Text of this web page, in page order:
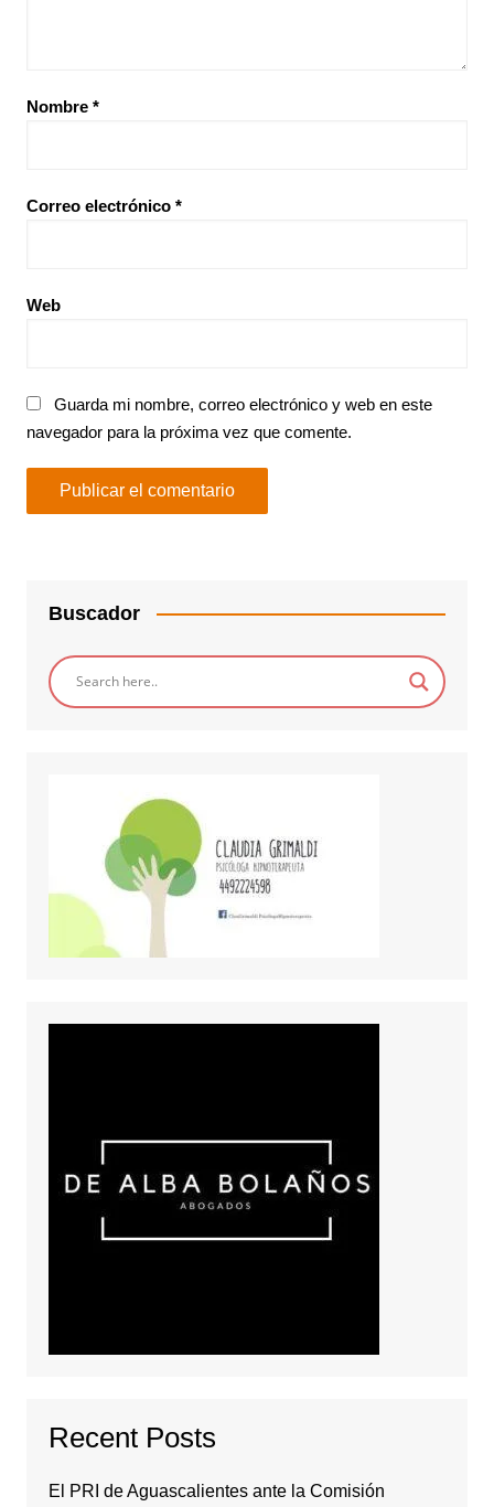
Nombre *
Correo electrónico *
Web
Guarda mi nombre, correo electrónico y web en este
navegador para la próxima vez que comente.
Buscador
Recent Posts
El PRI de Aguascalientes ante la Comisión